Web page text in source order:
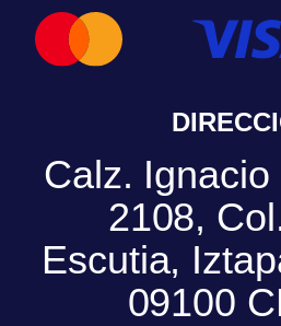
Calz.
2108,
Escutia,
09100